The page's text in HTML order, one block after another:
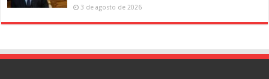
3 de agosto de 2026